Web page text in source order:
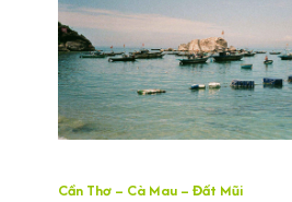
Cần Thơ – Cà Mau – Đất Mũi